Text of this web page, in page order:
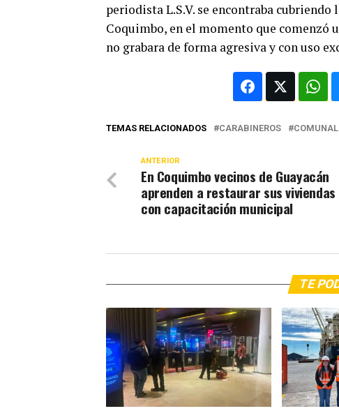
periodista L.S.V. se encontraba
Coquimbo, en el momento que comenzó
no grabara de forma agresiva y con uso
TEMAS RELACIONADOS CARABINEROS
ANTERIOR
En Coquimbo vecinos de Guayacán
aprenden a restaurar sus viviendas
con capacitación municipal
TE